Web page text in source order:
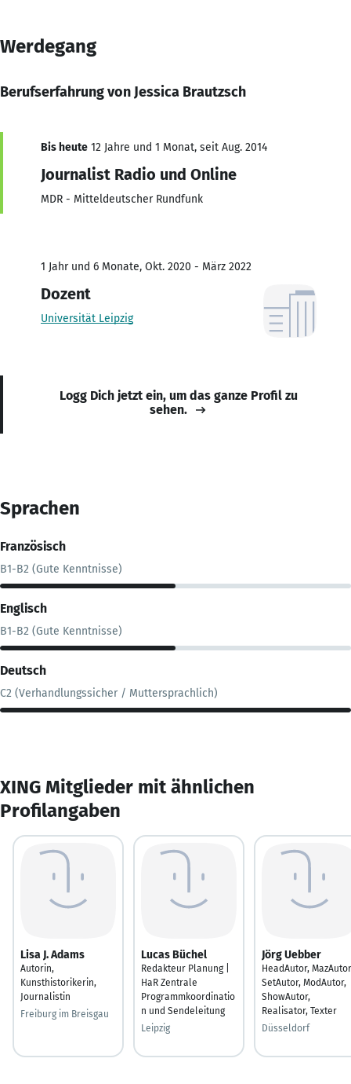
Werdegang
Berufserfahrung von Jessica Brautzsch
Bis heute 12 Jahre und 1 Monat, seit Aug. 2014
Journalist Radio und Online
MDR - Mitteldeutscher Rundfunk
1 Jahr und 6 Monate, Okt. 2020 - März 2022
Dozent
Universität Leipzig
Logg Dich jetzt ein, um das ganze Profil zu
sehen.
Sprachen
Französisch
B1-B2 (Gute Kenntnisse)
Englisch
B1-B2 (Gute Kenntnisse)
Deutsch
C2 (Verhandlungssicher / Muttersprachlich)
XING Mitglieder mit ähnlichen
Profilangaben
Lisa J. Adams
Autorin,
Kunsthistorikerin,
Journalistin
Freiburg im Breisgau
Lucas Büchel
Redakteur Planung |
HaR Zentrale
Programmkoordinatio
n und Sendeleitung
Leipzig
Jörg Uebber
HeadAutor,
SetAutor, ModAutor,
ShowAutor,
Realisator, Texter
Düsseldorf